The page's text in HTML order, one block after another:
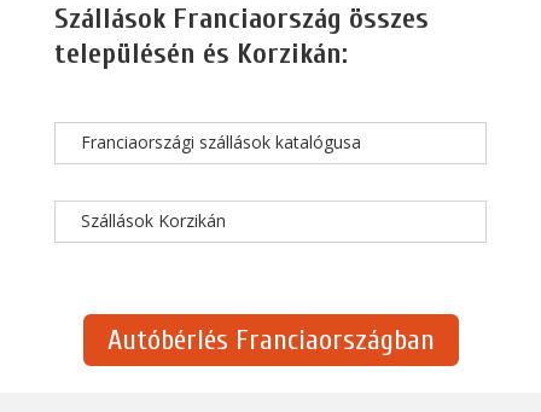
Szállások Franciaország összes
településén és Korzikán:
Franciaországi szállások katalógusa
Szállások Korzikán
Autóbérlés Franciaországban